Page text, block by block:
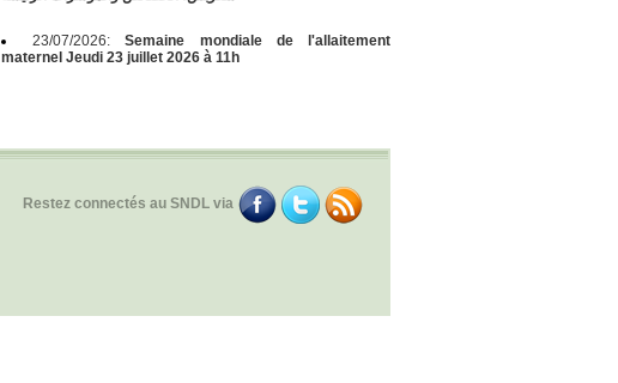
23/07/2026:Semaine mondiale de l'allaitement
maternel Jeudi 23 juillet 2026 à 11h
Restez connectés au SNDL via